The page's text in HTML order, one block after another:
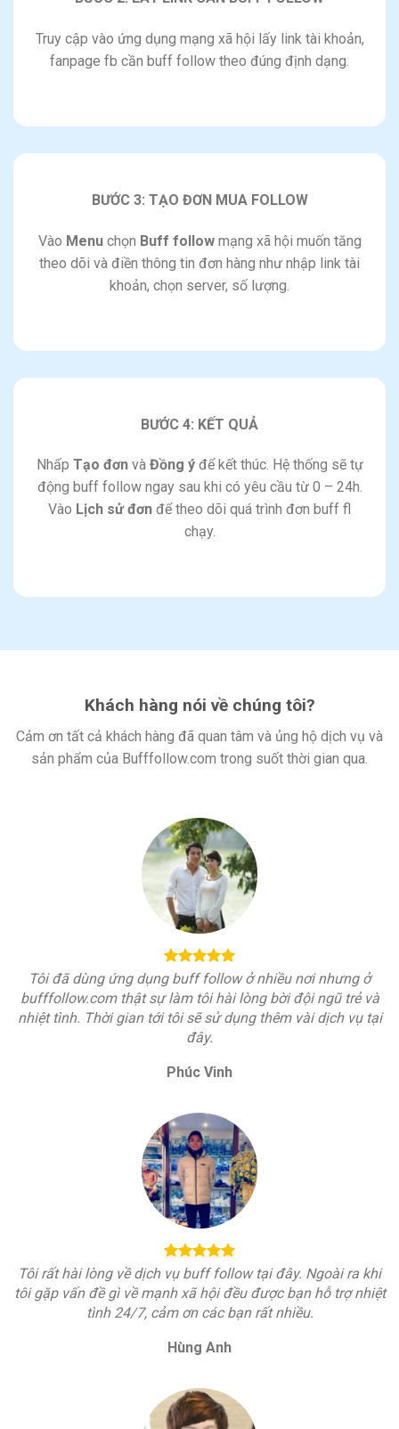
Truy cập vào ứng dụng mạng xã hội lấy link tài khoản,
fanpage fb cần buff follow theo đúng định dạng.
BƯỚC 3: TẠO ĐƠN MUA FOLLOW
Vào Menuchọn Buff followmạng xã hội muốn tăng
theo dõi và điền thông tin đơn hàng như nhập link tài
khoản, chọn server, số lượng.
BƯỚC 4: KẾT QUẢ
Nhấp Tạo đơnvà Đồng ýđể kết thúc. Hệ thống sẽ tự
động buff follow ngay sau khi có yêu cầu từ 0 – 24h.
Vào Lịch sử đơn để theo dõi quá trình đơn buff fl
chạy.
Khách hàng nói về chúng tôi?
Cảm ơn tất cả khách hàng đã quan tâm và ủng hộ dịch vụ và
sản phẩm của Bufffollow.com trong suốt thời gian qua.
Tôi đã dùng ứng dụng buff follow ở nhiều nơi nhưng ở
bufffollow.com thật sự làm tôi hài lòng bời đội ngũ trẻ và
nhiệt tình. Thời gian tới tôi sẽ sử dụng thêm vài dịch vụ tại
đây.
Phúc Vinh
Tôi rất hài lòng về dịch vụ buff follow tại đây. Ngoài ra khi
tôi gặp vấn đề gì về mạnh xã hội đều được bạn hỗ trợ nhiệt
tình 24/7, cảm ơn các bạn rất nhiều.
Hùng Anh